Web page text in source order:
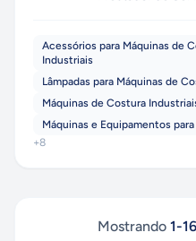
Acessórios para Máquinas de
Industriais
Lâmpadas para Máquinas de
Máquinas de Costura
Máquinas e Equipamentos
+8
Mostrando 1-16